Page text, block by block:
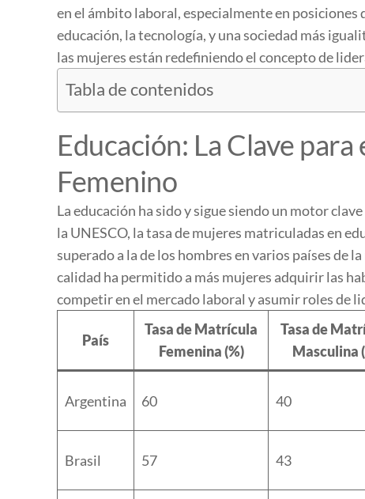
en el ámbito laboral, especialmente en posiciones
educación, la tecnología, y una sociedad más
las mujeres están redefiniendo el concepto de
Tabla de contenidos
Educación: La Clave
Femenino
La educación ha sido y sigue siendo un motor
la UNESCO, la tasa de mujeres matriculadas en
superado a la de los hombres en varios países de
calidad ha permitido a más mujeres adquirir las
competir en el mercado laboral y asumir roles de
País
Tasa de Matrícula
Femenina (%)
Tasa de
Masculina
Argentina 60 40
Brasil 57 43